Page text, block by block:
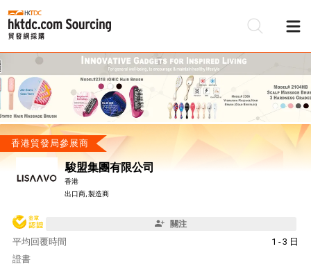
香港貿發局參展商
駿盟集團有限公司
香港
出口商, 製造商
關注
平均回覆時間
1 - 3 日
證書